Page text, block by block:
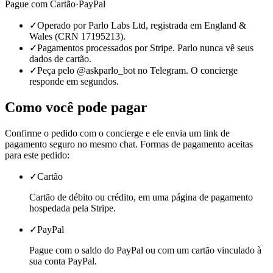
Pague com Cartão·PayPal
✓Operado por Parlo Labs Ltd, registrada em England &
Wales (CRN 17195213).
✓Pagamentos processados por Stripe. Parlo nunca vê seus
dados de cartão.
✓Peça pelo @askparlo_bot no Telegram. O concierge
responde em segundos.
Como você pode pagar
Confirme o pedido com o concierge e ele envia um link de
pagamento seguro no mesmo chat. Formas de pagamento aceitas
para este pedido:
✓Cartão
Cartão de débito ou crédito, em uma página de pagamento
hospedada pela Stripe.
✓PayPal
Pague com o saldo do PayPal ou com um cartão vinculado à
sua conta PayPal.